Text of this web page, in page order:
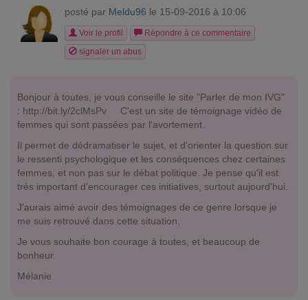
posté par Meldu96 le 15-09-2016 à 10:06
Voir le profil
Répondre à ce commentaire
signaler un abus
Bonjour à toutes, je vous conseille le site "Parler de mon IVG"
: http://bit.ly/2clMsPv C'est un site de témoignage vidéo de
femmes qui sont passées par l'avortement.
Il permet de dédramatiser le sujet, et d'orienter la question sur
le ressenti psychologique et les conséquences chez certaines
femmes, et non pas sur le débat politique. Je pense qu'il est
très important d'encourager ces initiatives, surtout aujourd'hui.
J'aurais aimé avoir des témoignages de ce genre lorsque je
me suis retrouvé dans cette situation.
Je vous souhaite bon courage à toutes, et beaucoup de
bonheur.
Mélanie